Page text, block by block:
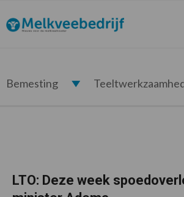
de
hoofdnavigatie
de
hoofd
de
eerste
de
voettekst
Melkveebedrijf.nl
Bemesting
LTO: Deze week